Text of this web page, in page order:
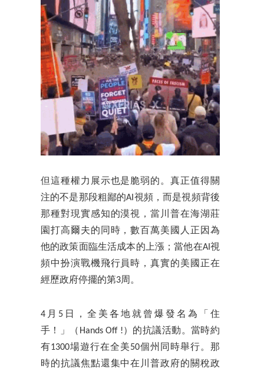
但這種權力展示也是脆弱的。真正值得關
注的不是那段粗鄙的AI視頻，而是視頻背後
那種對現實感知的漠視，當川普在海湖莊
園打高爾夫的同時，數百萬美國人正因為
他的政策面臨生活成本的上漲；當他在AI視
頻中扮演戰機飛行員時，真實的美國正在
經歷政府停擺的第3周。
4月5日，全美各地就曾爆發名為「住
手！」（Hands Off !）的抗議活動。當時約
有1300場遊行在全美50個州同時舉行。那
時的抗議焦點還集中在川普政府的關稅政